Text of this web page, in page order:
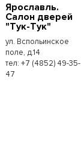
Ярославль.
Салон дверей
"Тук-Тук"
ул. Вспольинское
поле, д.14
тел: +7 (4852) 49-35-
47